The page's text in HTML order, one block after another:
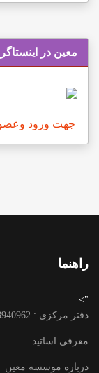
معین در
جهت ورود
راهنما
">
دفتر مرکزی : 02188940962
معرفی اساتید
درباره موسسه معین